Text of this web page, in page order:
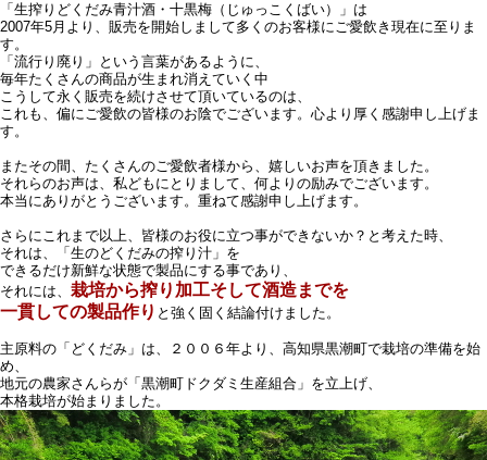
「生搾りどくだみ青汁酒・十黒梅（じゅっこくばい）」は
2007年5月より、販売を開始しまして多くのお客様にご愛飲き現在に至りま
す。
「流行り廃り」という言葉があるように、
毎年たくさんの商品が生まれ消えていく中
こうして永く販売を続けさせて頂いているのは、
これも、偏にご愛飲の皆様のお陰でございます。心より厚く感謝申し上げま
す。
またその間、たくさんのご愛飲者様から、嬉しいお声を頂きました。
それらのお声は、私どもにとりまして、何よりの励みでございます。
本当にありがとうございます。重ねて感謝申し上げます。
さらにこれまで以上、皆様のお役に立つ事ができないか？と考えた時、
それは、「生のどくだみの搾り汁」を
できるだけ新鮮な状態で製品にする事であり、
それには、 栽培から搾り加工そして酒造までを
一貫しての製品作り と強く固く結論付けました。
主原料の「どくだみ」は、２００６年より、高知県黒潮町で栽培の準備を始
め、
地元の農家さんらが「黒潮町ドクダミ生産組合」を立上げ、
本格栽培が始まりました。